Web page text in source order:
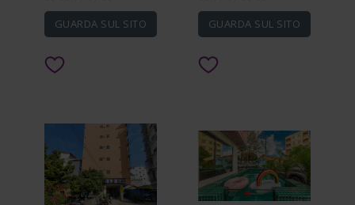
GUARDA SUL SITO GUARDA SUL SITO